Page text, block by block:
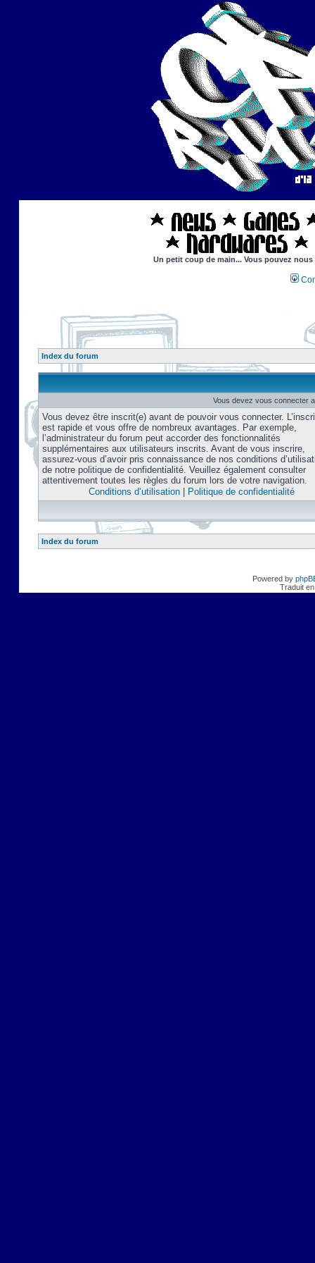
Un petit coup de main... Vous pouvez
Index du forum
Vous devez vous connecter
Vous devez être inscrit(e) avant de pouvoir vous connecter.
est rapide et vous offre de nombreux avantages. Par exemple,
l’administrateur du forum peut accorder des fonctionnalités
supplémentaires aux utilisateurs inscrits. Avant de vous inscrire,
assurez-vous d’avoir pris connaissance de nos conditions
de notre politique de confidentialité. Veuillez également consulter
attentivement toutes les règles du forum lors de votre navigation.
Conditions d’utilisation| Politique de confidentialité
Index du forum
Powered by
Traduit